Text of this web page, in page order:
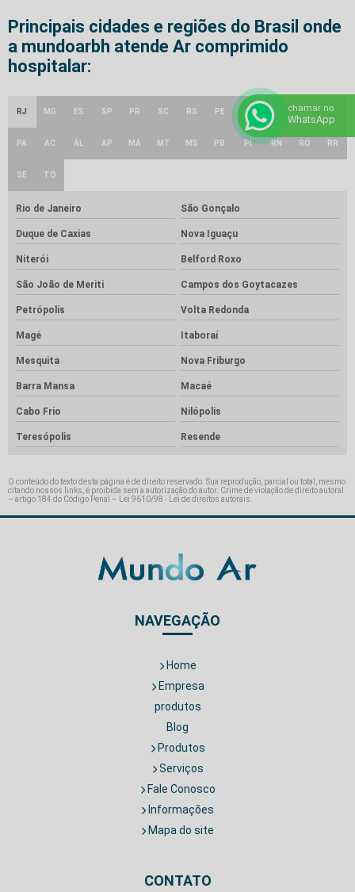
Principais cidades e regiões do Brasil onde
a mundoarbh atende Ar comprimido
hospitalar:
RJ MG ES SP PR SC RS PE BA CE
GO e
DF
AM
PA AC AL AP MA MT MS PB PI RN RO RR
SE TO
Rio de Janeiro São Gonçalo
Duque de Caxias Nova Iguaçu
Niterói Belford Roxo
São João de Meriti Campos dos Goytacazes
Petrópolis Volta Redonda
Magé Itaboraí
Mesquita Nova Friburgo
Barra Mansa Macaé
Cabo Frio Nilópolis
Teresópolis Resende
O conteúdo do texto desta página é de direito reservado. Sua reprodução, parcial ou total, mesmo
citando nossos links, é proibida sem a autorização do autor. Crime de violação de direito autoral
– artigo 184 do Código Penal –
Lei 9610/98 - Lei de direitos autorais
NAVEGAÇÃO
Home
Empresa
produtos
Blog
Produtos
Serviços
Fale Conosco
Informações
Mapa do site
CONTATO
chamar no
WhatsApp